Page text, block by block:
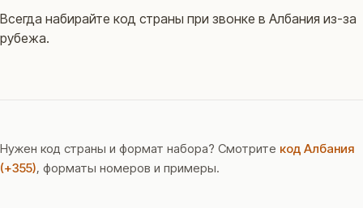
Всегда набирайте код страны при звонке в Албания из-за
рубежа.
Нужен код страны и формат набора? Смотрите код Албания
(+355), форматы номеров и примеры.